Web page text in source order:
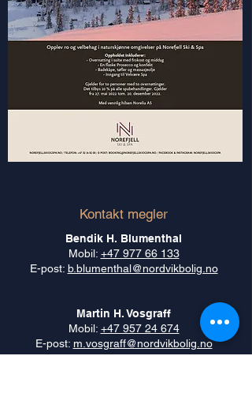
Kontakt megler
Bendik H. Blumenthal
Mobil: +47 977 66 133
E-post: b.blumenthal@nordvikbolig.no
Martin H. Vosgraff
Mobil: +47 957 24 674
E-post: m.vosgraff@nordvikbolig.no